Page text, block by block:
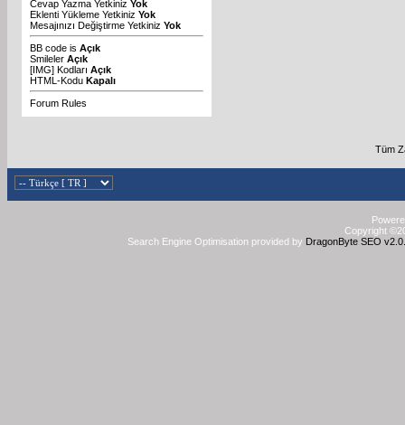
Cevap Yazma Yetkiniz Yok
Eklenti Yükleme Yetkiniz Yok
Mesajınızı Değiştirme Yetkiniz Yok
BB code is Açık
Smileler Açık
[IMG] Kodları Açık
HTML-Kodu Kapalı
Forum Rules
Tüm
Copyright
Search Engine Optimisation provided by DragonByte SEO